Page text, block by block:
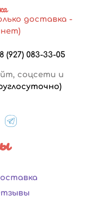
доставка -
8 (927) 083-33-05
соцсети и